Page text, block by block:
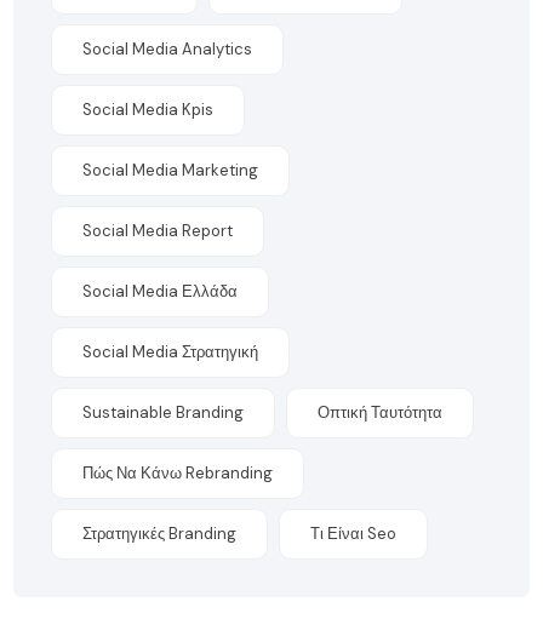
Social Media Analytics
Social Media Kpis
Social Media Marketing
Social Media Report
Social Media Ελλάδα
Social Media Στρατηγική
Sustainable Branding Οπτική Ταυτότητα
Πώς Να Κάνω Rebranding
Στρατηγικές Branding Τι Είναι Seo